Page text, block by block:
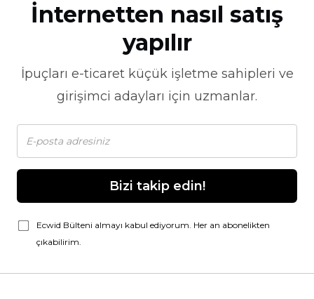
İnternetten nasıl satış
yapılır
İpuçları e-ticaretküçük işletme sahipleri ve
girişimci adayları için uzmanlar.
Bizi takip edin!
Ecwid Bülteni almayı kabul ediyorum. Her an abonelikten
çıkabilirim.